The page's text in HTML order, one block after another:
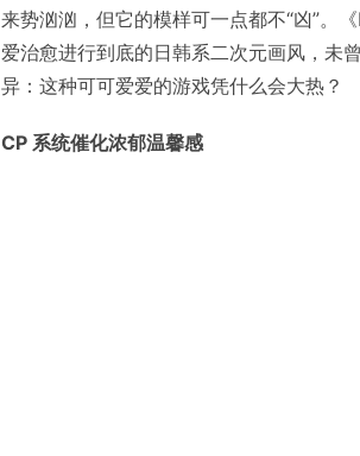
来势汹汹，但它的模样可一点都不“凶”
爱治愈进行到底的日韩系二次元画风，未
异：这种可可爱爱的游戏凭什么会大热？
CP 系统催化浓郁温馨感